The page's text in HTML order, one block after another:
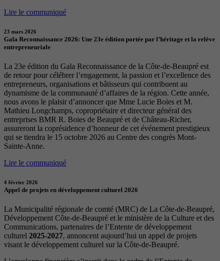
Lire le communiqué
23 mars 2026
Gala Reconnaissance 2026: Une 23e édition portée par l’héritage et la relève
entrepreneuriale
La 23e édition du Gala Reconnaissance de la Côte-de-Beaupré est
de retour pour célébrer l’engagement, la passion et l’excellence des
entrepreneurs, organisations et bâtisseurs qui contribuent au
dynamisme de la communauté d’affaires de la région. Cette année,
nous avons le plaisir d’annoncer que Mme Lucie Boies et M.
Mathieu Longchamps, copropriétaire et directeur général des
entreprises BMR R. Boies de Beaupré et de Château-Richer,
assureront la coprésidence d’honneur de cet événement prestigieux
qui se tiendra le 15 octobre 2026 au Centre des congrès Mont-
Sainte-Anne.
Lire le communiqué
4 février 2026
Appel de projets en développement culturel 2026
La Municipalité régionale de comté (MRC) de La Côte-de-Beaupré,
Développement Côte-de-Beaupré et le ministère de la Culture et des
Communications, partenaires de l’Entente de développement
culturel 2025-2027, annoncent aujourd’hui un appel de projets
visant le développement culturel sur la Côte-de-Beaupré.